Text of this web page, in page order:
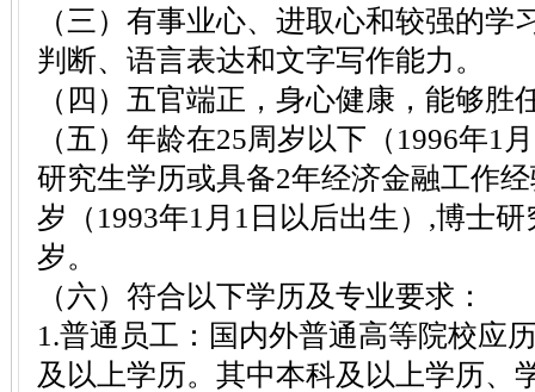
（三）有事业心、进取心和较强的学
判断、语言表达和文字写作能力。
（四）五官端正，身心健康，能够胜
（五）年龄在25周岁以下（1996年1
研究生学历或具备2年经济金融工作
岁（1993年1月1日以后出生）,博士
岁。
（六）符合以下学历及专业要求：
1.普通员工：国内外普通高等院校应
及以上学历。其中本科及以上学历、